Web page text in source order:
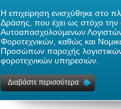
H επιχείρηση ενισχύθηκε στο
Δράσης, που έχει ως στόχο την
Αυτοαπασχολούµενων
Φοροτεχνικών, καθώς και
Προσώπων παροχής
φοροτεχνικών υπηρεσιών.
Διαβάστε περισσότερα